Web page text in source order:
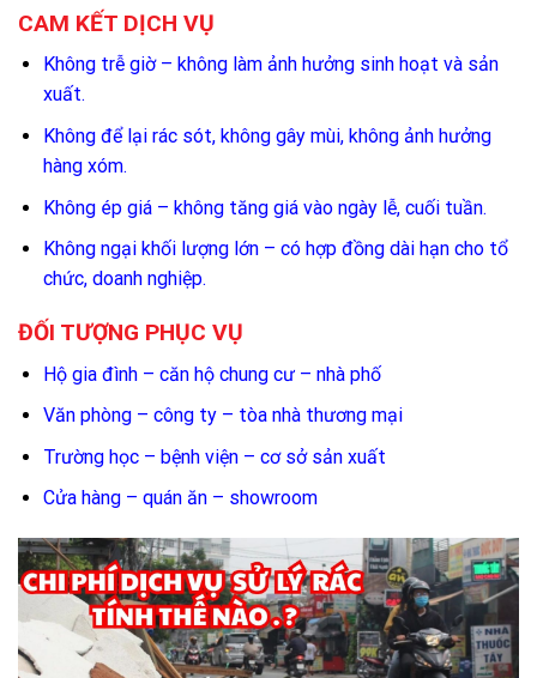
CAM KẾT DỊCH VỤ
Không trễ giờ – không làm ảnh hưởng sinh hoạt và sản
xuất.
Không để lại rác sót, không gây mùi, không ảnh hưởng
hàng xóm.
Không ép giá – không tăng giá vào ngày lễ, cuối tuần.
Không ngại khối lượng lớn – có hợp đồng dài hạn cho tổ
chức, doanh nghiệp.
ĐỐI TƯỢNG PHỤC VỤ
Hộ gia đình – căn hộ chung cư – nhà phố
Văn phòng – công ty – tòa nhà thương mại
Trường học – bệnh viện – cơ sở sản xuất
Cửa hàng – quán ăn – showroom